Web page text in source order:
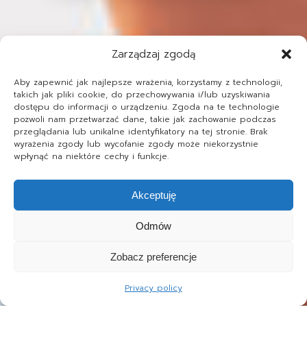
Zarządzaj zgodą
Aby zapewnić jak najlepsze wrażenia, korzystamy z technologii,
takich jak pliki cookie, do przechowywania i/lub uzyskiwania
dostępu do informacji o urządzeniu. Zgoda na te technologie
pozwoli nam przetwarzać dane, takie jak zachowanie podczas
przeglądania lub unikalne identyfikatory na tej stronie. Brak
wyrażenia zgody lub wycofanie zgody może niekorzystnie
wpłynąć na niektóre cechy i funkcje.
Akceptuję
Odmów
Zobacz preferencje
Privacy policy